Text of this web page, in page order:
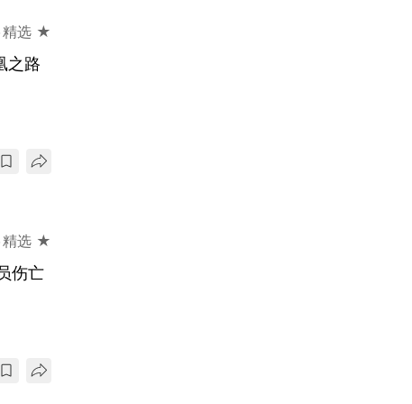
精选 ★
之路
精选 ★
伤亡